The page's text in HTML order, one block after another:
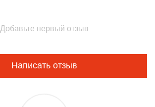
Добавьте первый отзыв
Написать отзыв